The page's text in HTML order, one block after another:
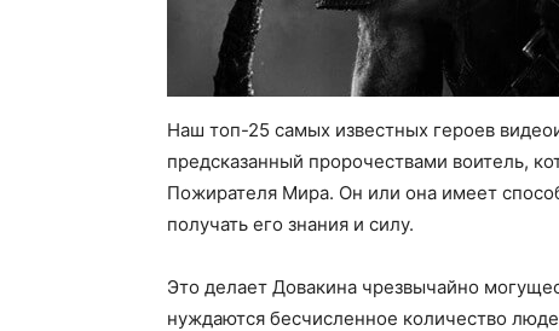
Наш топ-25 самых известных героев
предсказанный пророчествами воитель,
Пожирателя Мира. Он или она имеет
получать его знания и силу.
Это делает Довакина чрезвычайно
нуждаются бесчисленное количество